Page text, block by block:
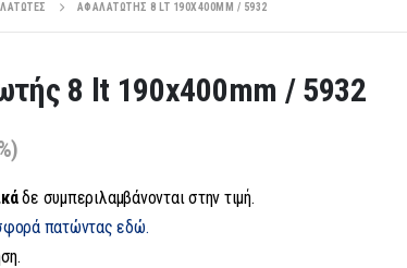
ΑΦΑΛΑΤΩΤΉΣ 8 LT 190X400MM / 5932
8 lt 190x400mm / 5932
δε συμπεριλαμβάνονται στην τιμή.
πατώντας εδώ.